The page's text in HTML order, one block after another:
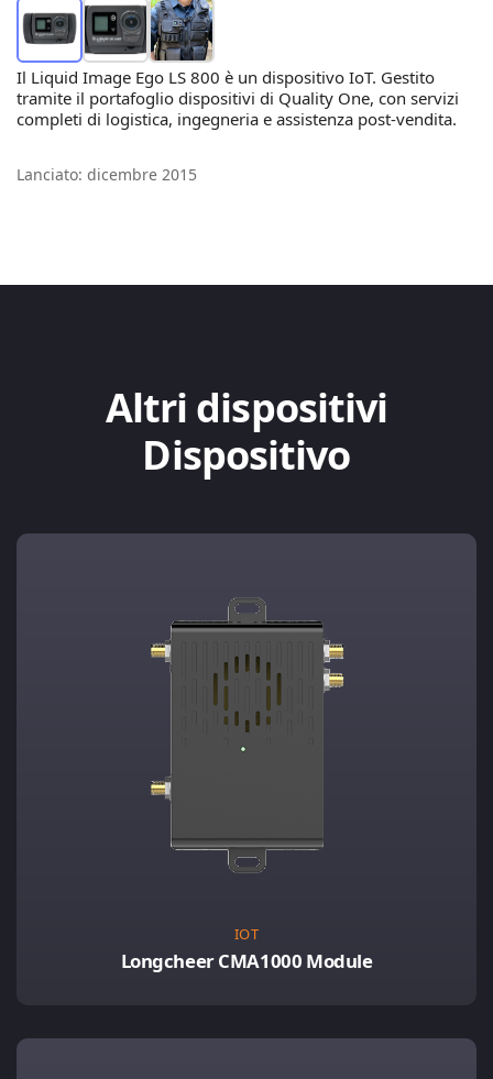
Il Liquid Image Ego LS 800 è un dispositivo IoT. Gestito
tramite il portafoglio dispositivi di Quality One, con servizi
completi di logistica, ingegneria e assistenza post-vendita.
Lanciato: dicembre 2015
Altri dispositivi
Dispositivo
IOT
Longcheer CMA1000 Module